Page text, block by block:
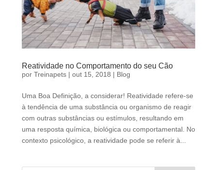
Reatividade no Comportamento do seu Cão
por Treinapets| out 15, 2018 | Blog
Uma Boa Definição, a considerar! Reatividade refere-se
à tendência de uma substância ou organismo de reagir
com outras substâncias ou estímulos, resultando em
uma resposta química, biológica ou comportamental. No
contexto psicológico, a reatividade pode se referir à...